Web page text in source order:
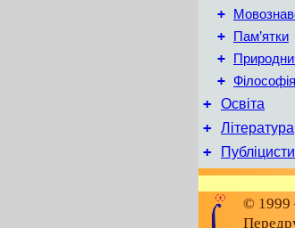
+
+ Пам’ятки
+
+ Філософія
+ Освіта
+ Література
+
© 1999